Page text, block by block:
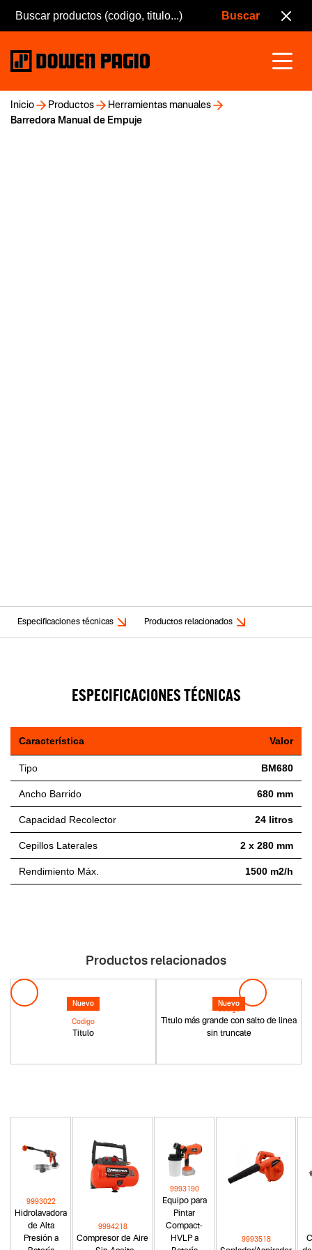
Inicio Productos
Herramientas manuales
Barredora Manual de Empuje
Especificaciones técnicas Productos relacionados
ESPECIFICACIONES TÉCNICAS
Característica Valor
Tipo BM680
Ancho Barrido 680 mm
Capacidad Recolector 24 litros
Cepillos Laterales 2 x 280 mm
Rendimiento Máx. 1500 m2/h
Productos relacionados
Nuevo
Titulo
Codigo
Nuevo
Titulo más grande con salto de linea
sin truncate
Codigo
Hidrolavadora
de Alta
Presión a
9993022
Compresor de Aire
9994218
Equipo para
Pintar
Compact-
HVLP a
9993190
9993518